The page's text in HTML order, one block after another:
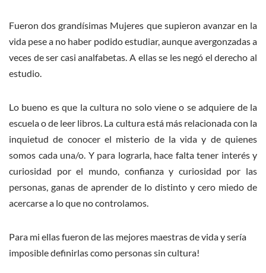
Fueron dos grandísimas Mujeres que supieron avanzar en la
vida pese a no haber podido estudiar, aunque avergonzadas a
veces de ser casi analfabetas. A ellas se les negó el derecho al
estudio.
Lo bueno es que la cultura no solo viene o se adquiere de la
escuela o de leer libros. La cultura está más relacionada con la
inquietud de conocer el misterio de la vida y de quienes
somos cada una/o. Y para lograrla, hace falta tener interés y
curiosidad por el mundo, confianza y curiosidad por las
personas, ganas de aprender de lo distinto y cero miedo de
acercarse a lo que no controlamos.
Para mi ellas fueron de las mejores maestras de vida y sería
imposible definirlas como personas sin cultura!